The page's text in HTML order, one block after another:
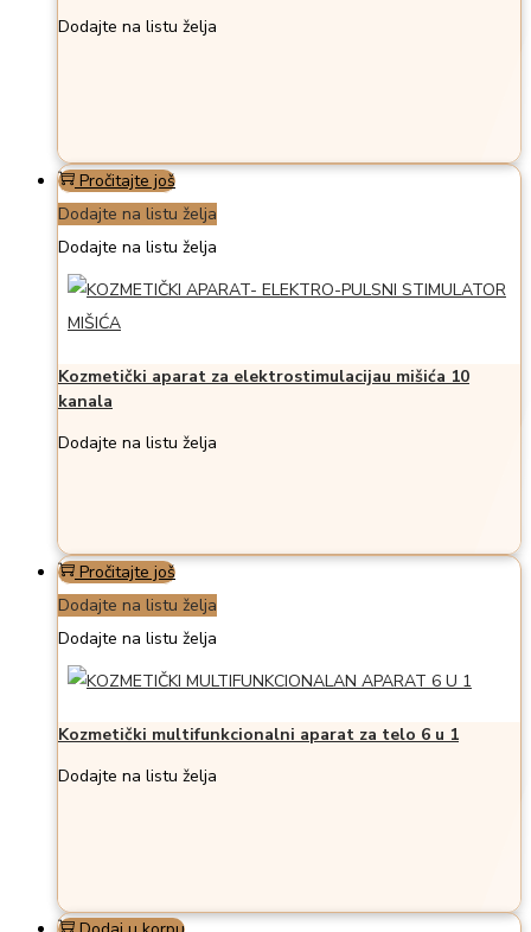
Dodajte na listu želja
Pročitajte još
Dodajte na listu želja
Dodajte na listu želja
Kozmetički aparat za elektrostimulacijau mišića 10
kanala
Dodajte na listu želja
Pročitajte još
Dodajte na listu želja
Dodajte na listu želja
Kozmetički multifunkcionalni aparat za telo 6 u 1
Dodajte na listu želja